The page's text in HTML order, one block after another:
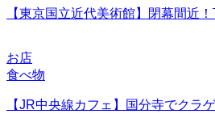
【東京国立近代美術館】閉幕間近
お店
食べ物
【JR中央線カフェ】国分寺でクラ